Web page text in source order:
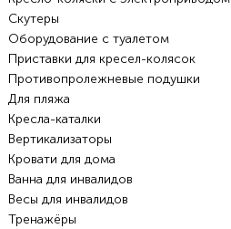
Скутеры
Оборудование с туалетом
Приставки для кресел-колясок
Противопролежневые подушки
Для пляжа
Кресла-каталки
Вертикализаторы
Кровати для дома
Ванна для инвалидов
Весы для инвалидов
Тренажёры